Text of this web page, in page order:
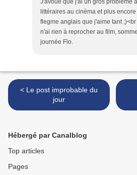
J'avoue que j'ai un gros problème
littéraires au cinéma et plus
flegme anglais que j'aime tant
n'ai rien à reprocher au film,
journée Flo.
< Le post improbable du
jour
Hébergé par Canalblog
Top articles
Pages